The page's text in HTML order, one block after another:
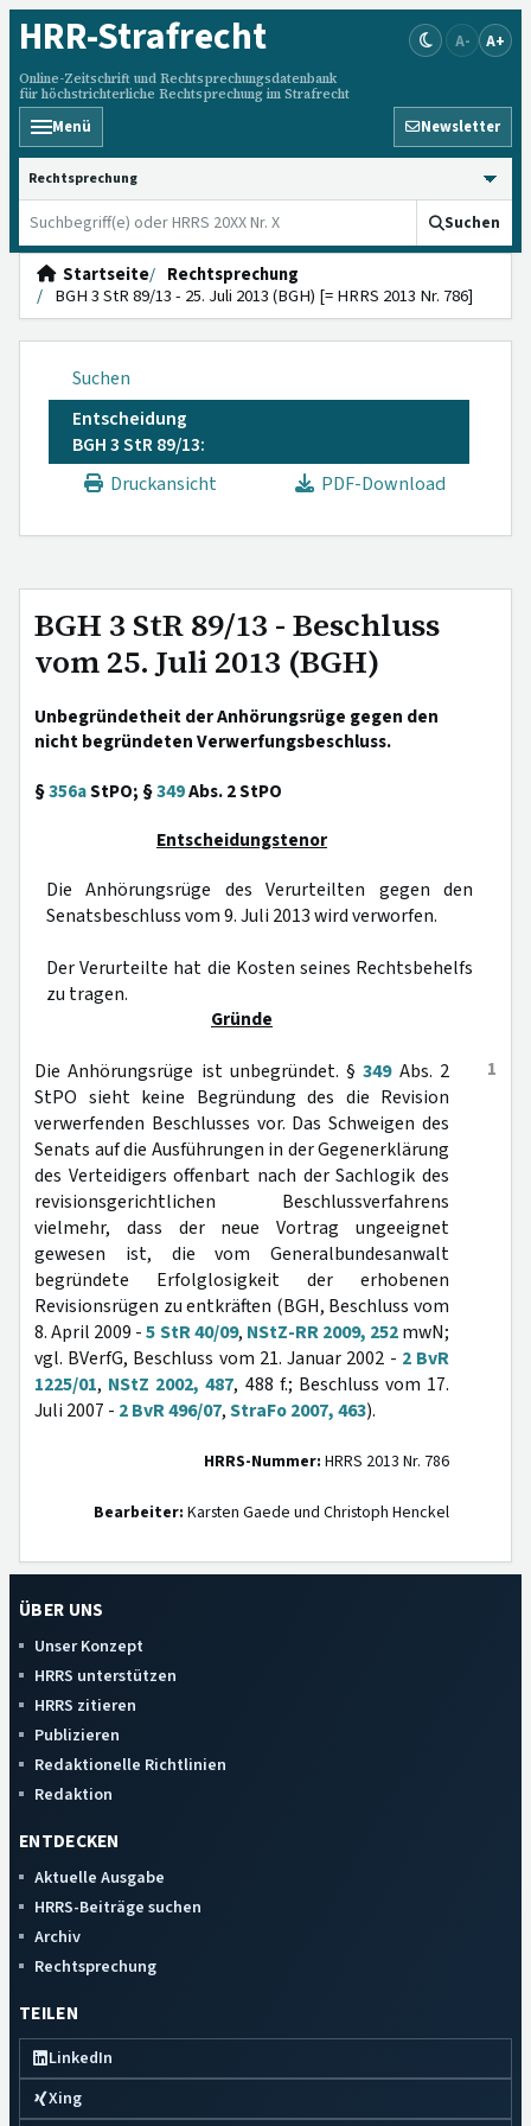
HRR-Strafrecht
Online-Zeitschrift und Rechtsprechungsdatenbank
für höchstrichterliche Rechtsprechung im Strafrecht
A- A+
Menü Newsletter
HRRS durchsuchen
Suchen
Startseite
Rechtsprechung
BGH 3 StR 89/13 - 25. Juli 2013 (BGH) [= HRRS 2013 Nr. 786]
Suchen
Entscheidung
BGH 3 StR 89/13:
Druckansicht
PDF-Download
BGH 3 StR 89/13 - Beschluss
vom 25. Juli 2013 (BGH)
Unbegründetheit der Anhörungsrüge gegen den
nicht begründeten Verwerfungsbeschluss.
§356aStPO; §349Abs. 2 StPO
Entscheidungstenor
Die Anhörungsrüge des Verurteilten gegen den
Senatsbeschluss vom 9. Juli 2013 wird verworfen.
Der Verurteilte hat die Kosten seines Rechtsbehelfs
zu tragen.
Gründe
1
Die Anhörungsrüge ist unbegründet. §349Abs. 2
StPO sieht keine Begründung des die Revision
verwerfenden Beschlusses vor. Das Schweigen des
Senats auf die Ausführungen in der Gegenerklärung
des Verteidigers offenbart nach der Sachlogik des
revisionsgerichtlichen Beschlussverfahrens
vielmehr, dass der neue Vortrag ungeeignet
gewesen ist, die vom Generalbundesanwalt
begründete Erfolglosigkeit der erhobenen
Revisionsrügen zu entkräften (BGH, Beschluss vom
8. April 2009 -5 StR 40/09, NStZ-RR 2009, 252mwN;
vgl. BVerfG, Beschluss vom 21. Januar 2002 - 2 BvR
1225/01, NStZ 2002, 487, 488 f.; Beschluss vom 17.
Juli 2007 - 2 BvR 496/07,StraFo 2007, 463).
HRRS-Nummer: HRRS 2013 Nr. 786
Bearbeiter: Karsten Gaede und Christoph Henckel
ÜBER UNS
Unser Konzept
HRRS unterstützen
HRRS zitieren
Publizieren
Redaktionelle Richtlinien
Redaktion
ENTDECKEN
Aktuelle Ausgabe
HRRS-Beiträge suchen
Archiv
Rechtsprechung
TEILEN
LinkedIn
Xing